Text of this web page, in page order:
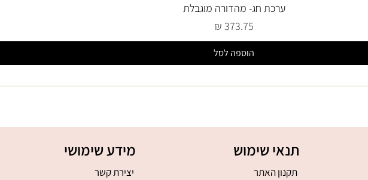
ערכת חג- מהדורה מוגבלת
מחיר
הוספה לסל
מידע שימושי
יצירת קשר
תנאי שימוש
תקנון האתר